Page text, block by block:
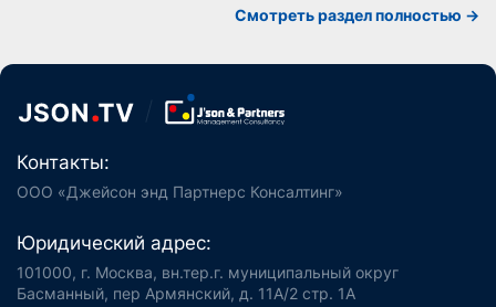
Cмотреть раздел полностью ->
Контакты:
ООО «Джейсон энд Партнерс Консалтинг»
Юридический адрес:
101000, г. Москва, вн.тер.г. муниципальный округ
Басманный, пер Армянский, д. 11А/2 стр. 1А